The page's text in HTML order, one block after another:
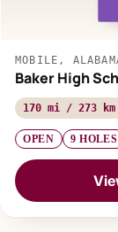
MOBILE,
Baker High
170 mi / 273 km
OPEN 9 HOLES